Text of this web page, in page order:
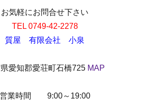
お気軽にお問合せ下さい
TEL 0749-42-2278
質屋 有限会社 小泉
愛知郡愛荘町石橋725 MAP
営業時間 9:00～19:00